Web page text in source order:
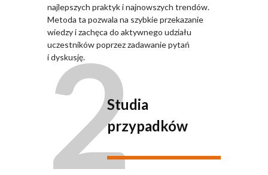
najlepszych praktyk i najnowszych trendów.
Metoda ta pozwala na szybkie przekazanie
wiedzy i zachęca do aktywnego udziału
uczestników poprzez zadawanie pytań
i dyskusję.
2
Studia
przypadków